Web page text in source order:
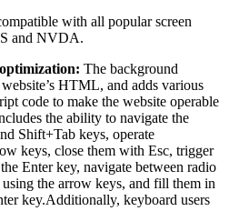
with all popular screen
and NVDA.
The background
HTML, and adds various
code to make the website operable
the ability to navigate the
Shift+Tab keys, operate
keys, close them with Esc, trigger
Enter key, navigate between radio
the arrow keys, and fill them in
key.Additionally, keyboard users